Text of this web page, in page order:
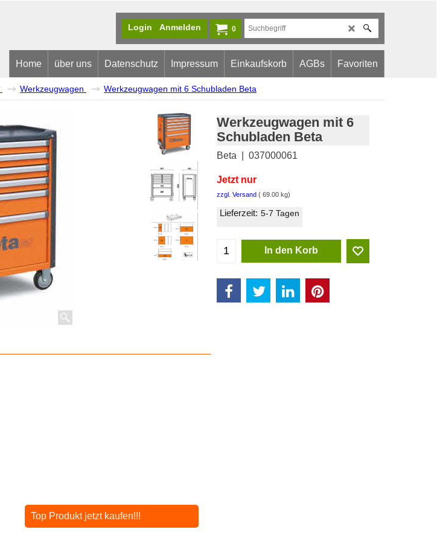
0
Login Anmelden
Home über uns Datenschutz Impressum Einkaufskorb AGBs Favoriten
Werkzeugwagen Werkzeugwagen mit 6 Schubladen Beta
Werkzeugwagen mit 6
Schubladen Beta
Beta 037000061
Jetzt nur
CHF1,645.00
zzgl. Versand 69.00 kg
Top Produkt jetzt kaufen!!!